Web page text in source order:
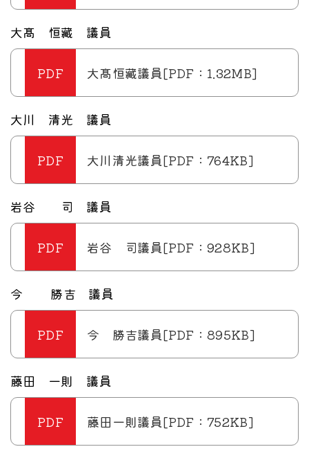
大髙 恒藏 議員
大髙恒藏議員[PDF：1.32MB]
大川 清光 議員
大川清光議員[PDF：764KB]
岩谷 司 議員
岩谷 司議員[PDF：928KB]
今 勝吉 議員
今 勝吉議員[PDF：895KB]
藤田 一則 議員
藤田一則議員[PDF：752KB]